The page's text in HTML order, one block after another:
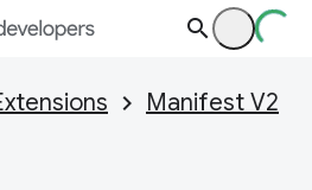
Manifest V2